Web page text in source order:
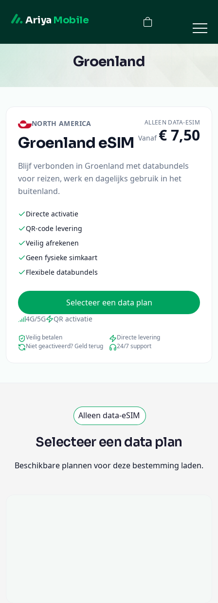
Ariya Mobile
Groenland
NORTH AMERICA
Groenland eSIM
ALLEEN DATA-ESIM
Vanaf € 7,50
Blijf verbonden in Groenland met databundels
voor reizen, werk en dagelijks gebruik in het
buitenland.
Directe activatie
QR-code levering
Veilig afrekenen
Geen fysieke simkaart
Flexibele databundels
Selecteer een data plan
4G/5G QR activatie
Veilig betalen
Directe levering
Niet geactiveerd? Geld terug
24/7 support
Alleen data-eSIM
Selecteer een data plan
Beschikbare plannen voor deze bestemming laden.